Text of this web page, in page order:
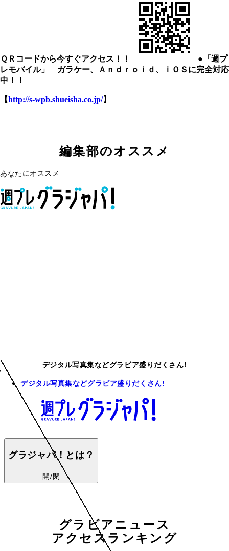
ＱＲコードから今すぐアクセス！！
●「週プ
レモバイル」 ガラケー、Ａｎｄｒｏｉｄ、ｉＯＳに完全対応
中！！
【http://s-wpb.shueisha.co.jp/】
編集部のオススメ
あなたにオススメ
デジタル写真集などグラビア盛りだくさん!
デジタル写真集などグラビア盛りだくさん!
グラジャパ！とは？
開/閉
グラビアニュース
アクセスランキング